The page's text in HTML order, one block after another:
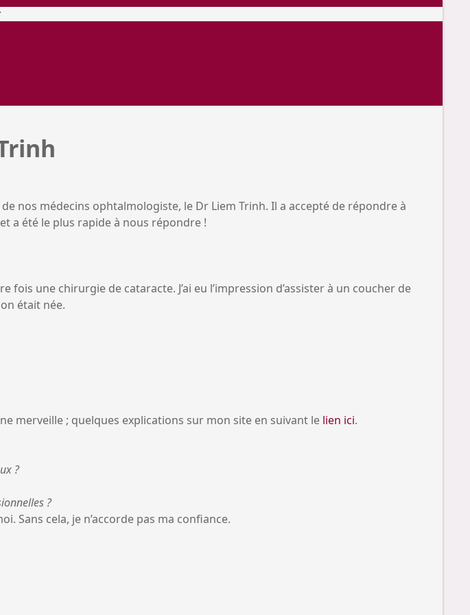
nos médecins ophtalmologiste, le Dr Liem Trinh. Il a accepté de répondre à
a été le plus rapide à nous répondre !
fois une chirurgie de cataracte. J’ai eu l’impression d’assister à un coucher de
était née.
merveille ; quelques explications sur mon site en suivant le lien ici.
?
?
Sans cela, je n’accorde pas ma confiance.